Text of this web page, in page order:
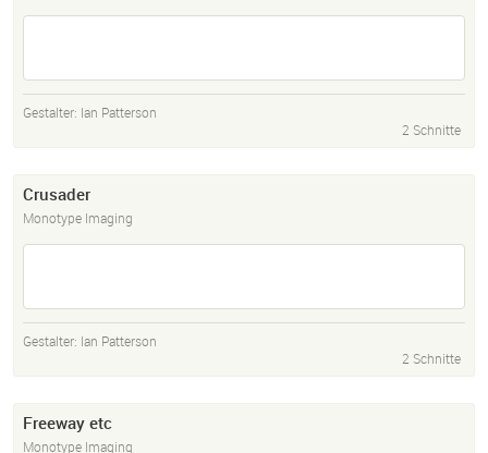
Gestalter: Ian Patterson
2 Schnitte
Crusader
Monotype Imaging
Gestalter: Ian Patterson
2 Schnitte
Freeway etc
Monotype Imaging